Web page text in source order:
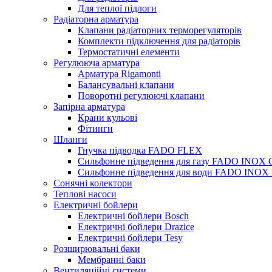
Для теплої підлоги
Радіаторна арматура
Клапани радіаторних терморегуляторів
Комплекти підключення для радіаторів
Термостатичні елементи
Регулююча арматура
Арматура Rigamonti
Балансувальні клапани
Поворотні регулюючі клапани
Запірна арматура
Крани кульові
Фітинги
Шланги
Гнучка підводка FADO FLEX
Сильфонне підведення для газу FADO INOX
Сильфонне підведення для води FADO INOX
Сонячні колектори
Теплові насоси
Електричні бойлери
Електричні бойлери Bosch
Електричні бойлери Drazice
Електричні бойлери Tesy
Розширювальні баки
Мембранні баки